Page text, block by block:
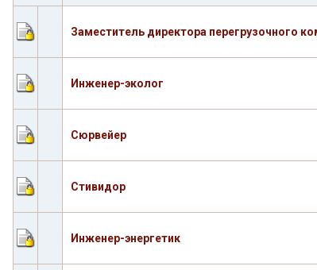
Заместитель директора перегрузочного
Инженер-эколог
Сюрвейер
Стивидор
Инженер-энергетик